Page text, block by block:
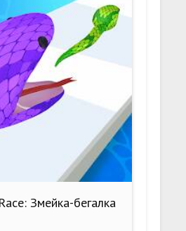
Змейка-бегалка